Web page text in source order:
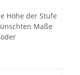
Höhe der Stufe
Maße